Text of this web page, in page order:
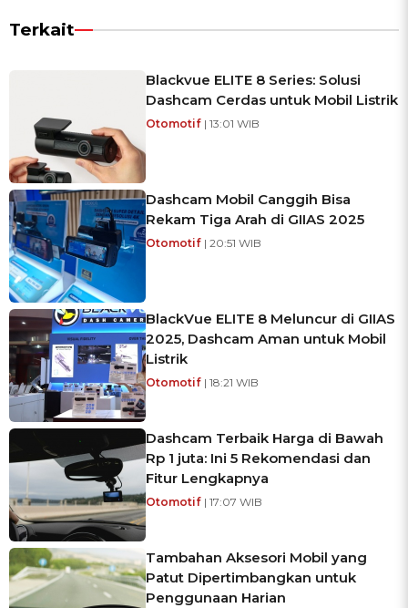
Terkait
Blackvue ELITE 8 Series: Solusi
Dashcam Cerdas untuk Mobil Listrik
Otomotif | 13:01 WIB
Dashcam Mobil Canggih Bisa
Rekam Tiga Arah di GIIAS 2025
Otomotif | 20:51 WIB
BlackVue ELITE 8 Meluncur di GIIAS
2025, Dashcam Aman untuk Mobil
Listrik
Otomotif | 18:21 WIB
Dashcam Terbaik Harga di Bawah
Rp 1 juta: Ini 5 Rekomendasi dan
Fitur Lengkapnya
Otomotif | 17:07 WIB
Tambahan Aksesori Mobil yang
Patut Dipertimbangkan untuk
Penggunaan Harian